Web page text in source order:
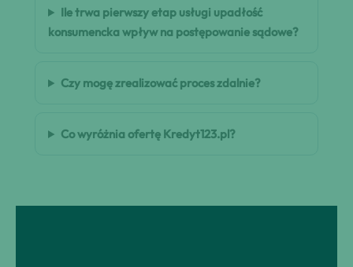
Ile trwa pierwszy etap usługi upadłość
konsumencka wpływ na postępowanie sądowe?
Czy mogę zrealizować proces zdalnie?
Co wyróżnia ofertę Kredyt123.pl?